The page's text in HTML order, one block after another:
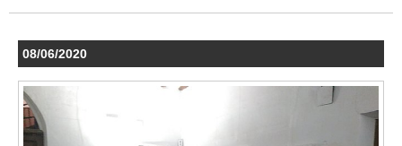
08/06/2020